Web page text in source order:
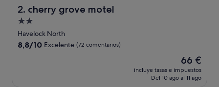
2. cherry grove motel
cherry grove motel
Alojamiento
de
2.0 estrellas
Havelock North
8.8
8,8/10 Excelente (72 comentarios)
El
precio
actual
66 €
incluye tasas e impuestos
Del 10 ago al 11 ago